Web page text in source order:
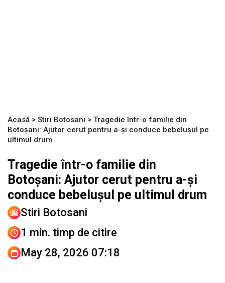
Acasă > Stiri Botosani > Tragedie într-o familie din
Botoșani: Ajutor cerut pentru a-și conduce bebelușul pe
ultimul drum
Tragedie într-o familie din
Botoșani: Ajutor cerut pentru a-și
conduce bebelușul pe ultimul drum
Stiri Botosani
1 min. timp de citire
May 28, 2026 07:18